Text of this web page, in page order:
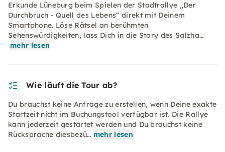
Erkunde Lüneburg beim Spielen der Stadtrallye „Der
Durchbruch - Quell des Lebens“ direkt mit Deinem
Smartphone. Löse Rätsel an berühmten
Sehenswürdigkeiten, lass Dich in die Story des Salzha…
mehr lesen
Wie läuft die Tour ab?
Du brauchst keine Anfrage zu erstellen, wenn Deine exakte
Startzeit nicht im Buchungstool verfügbar ist. Die Rallye
kann jederzeit gestartet werden und Du brauchst keine
Rücksprache diesbezü… mehr lesen